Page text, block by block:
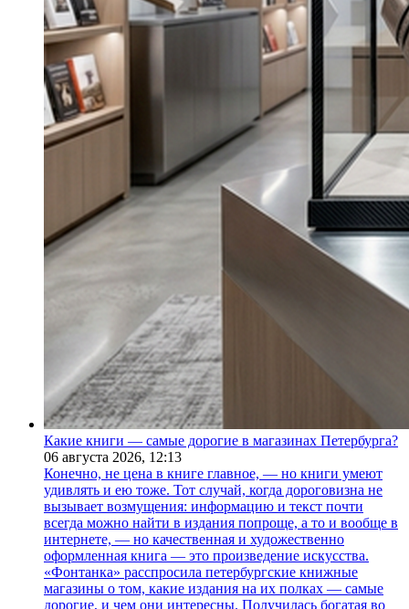
Какие книги — самые дорогие в магазинах Петербурга?
06 августа 2026, 12:13
Конечно, не цена в книге главное, — но книги умеют
удивлять и ею тоже. Тот случай, когда дороговизна не
вызывает возмущения: информацию и текст почти
всегда можно найти в издания попроще, а то и вообще в
интернете, — но качественная и художественно
оформленная книга — это произведение искусства.
«Фонтанка» расспросила петербургские книжные
магазины о том, какие издания на их полках — самые
дорогие, и чем они интересны. Получилась богатая во